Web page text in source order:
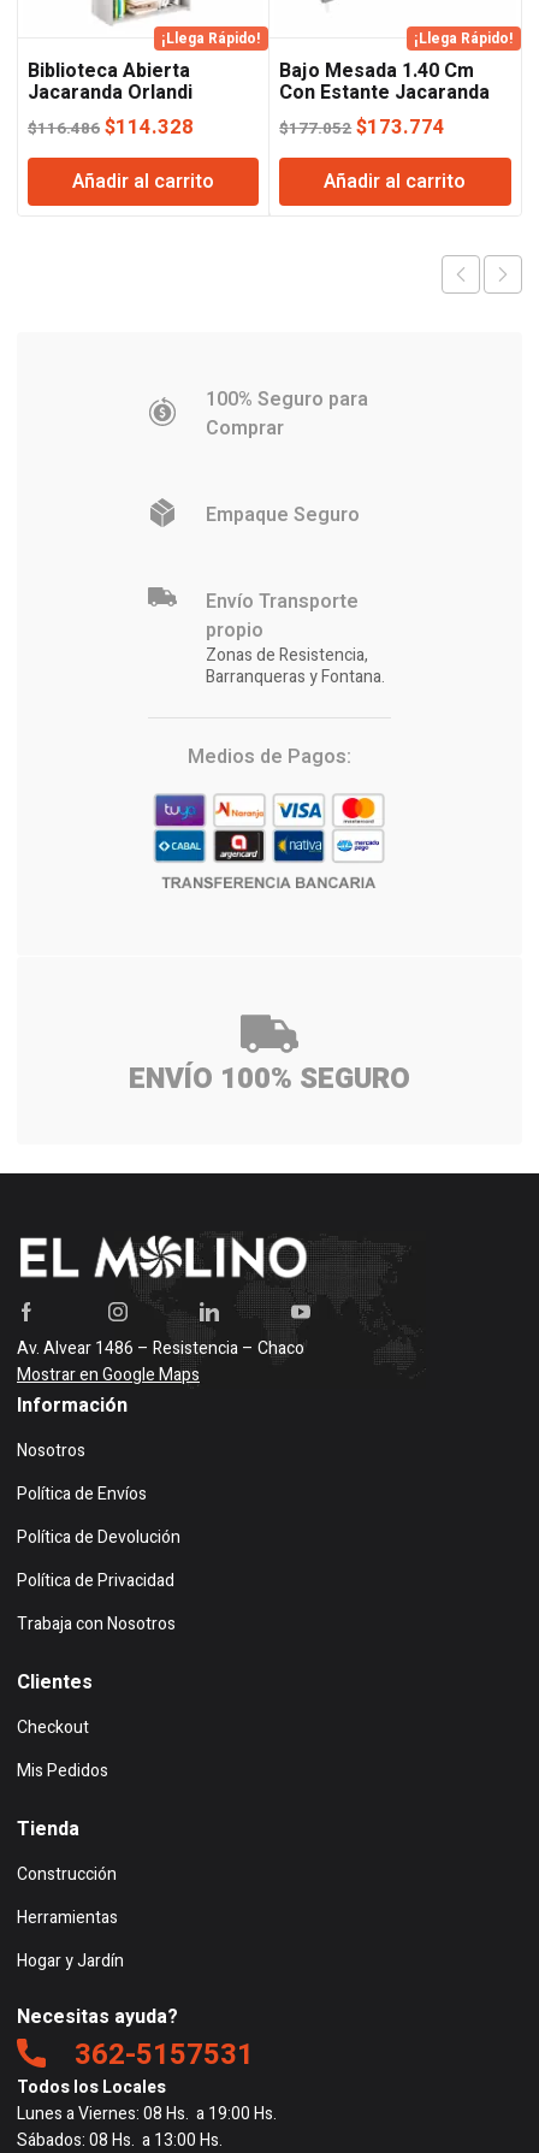
¡Llega Rápido!
Biblioteca Abierta
Jacaranda Orlandi
$116.486 El
precio
original
era:
$114.328
precio
actual
es:
Añadir al carrito
¡Llega Rápido!
Bajo Mesada 1.40 Cm
Con Estante Jacaranda
Orlandi
$177.052El
precio
original
era:
$173.774
precio
actual
es:
Añadir al carrito
100% Seguro para
Comprar
Empaque Seguro
Envío Transporte
propio
Zonas de Resistencia,
Barranqueras y Fontana.
Medios de Pagos:
ENVÍO 100% SEGURO
Av. Alvear 1486 – Resistencia – Chaco
Mostrar en Google Maps
Información
Nosotros
Política de Envíos
Política de Devolución
Política de Privacidad
Trabaja con Nosotros
Clientes
Checkout
Mis Pedidos
Tienda
Construcción
Herramientas
Hogar y Jardín
Necesitas ayuda?
362-5157531
Todos los Locales
Lunes a Viernes: 08 Hs. a 19:00 Hs.
Sábados: 08 Hs. a 13:00 Hs.